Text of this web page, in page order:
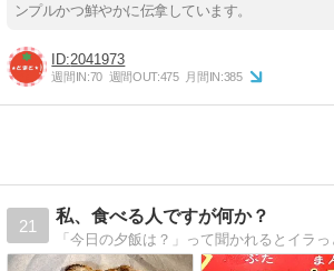
ンプルかつ鮮やかに伝拿しています。
2041973
週間IN:70 週間OUT:475 月間IN:385
21
私、食べる人ですが何か？